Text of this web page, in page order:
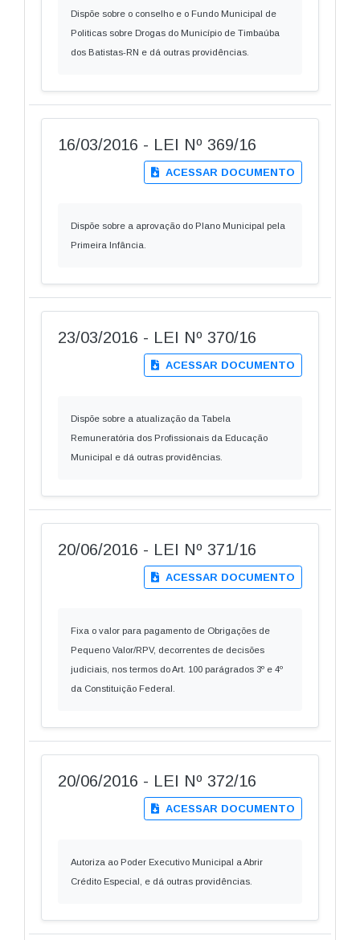
Dispõe sobre o conselho e o Fundo Municipal de
Politicas sobre Drogas do Município de Timbaúba
dos Batistas-RN e dá outras providências.
16/03/2016 - LEI Nº 369/16
ACESSAR DOCUMENTO
Dispõe sobre a aprovação do Plano Municipal pela
Primeira Infância.
23/03/2016 - LEI Nº 370/16
ACESSAR DOCUMENTO
Dispõe sobre a atualização da Tabela
Remuneratória dos Profissionais da Educação
Municipal e dá outras providências.
20/06/2016 - LEI Nº 371/16
ACESSAR DOCUMENTO
Fixa o valor para pagamento de Obrigações de
Pequeno Valor/RPV, decorrentes de decisões
judiciais, nos termos do Art. 100 parágrados 3º e 4º
da Constituição Federal.
20/06/2016 - LEI Nº 372/16
ACESSAR DOCUMENTO
Autoriza ao Poder Executivo Municipal a Abrir
Crédito Especial, e dá outras providências.